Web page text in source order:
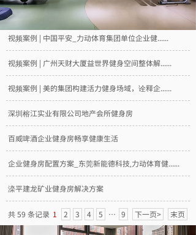
视频案例 | 中国平安_力动体育集团单位企业健......
视频案例 | 广州天财大厦益世界健身空间整体解......
视频案例 | 美的集团构建活力健身场域，诠释企......
深圳榕江实业有限公司地产会所健身房
百威啤酒企业健身房畅享健康生活
企业健身房配置方案_东莞新能德科技,力动体育健......
滦平建龙矿业健身房解决方案
共 59 条记录 1 2 3 4 5 … 9 下一页> 末页